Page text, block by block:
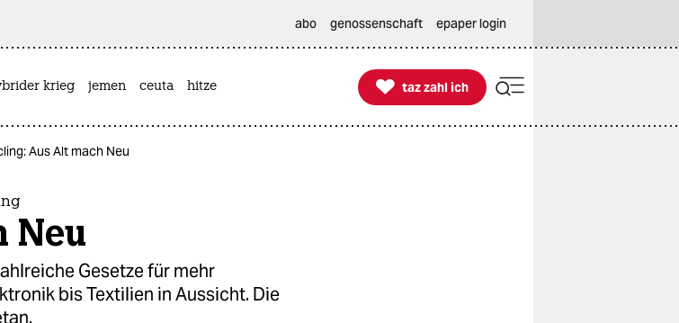
abo genossenschaft epaper login
krieg jemen ceuta hitze 
taz zahl ich
taz zahl ich
Aus Alt mach Neu
Neu
Gesetze für mehr
bis Textilien in Aussicht. Die